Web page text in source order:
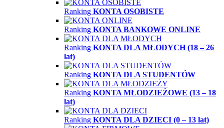
Ranking KONTA OSOBISTE
Ranking KONTA BANKOWE ONLINE
Ranking KONTA DLA MŁODYCH (18 – 26
lat)
Ranking KONTA DLA STUDENTÓW
Ranking KONTA MŁODZIEŻOWE (13 – 18
lat)
Ranking KONTA DLA DZIECI (0 – 13 lat)